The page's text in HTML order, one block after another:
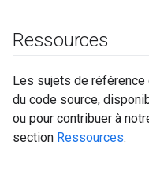
Ressources
Les sujets de référence
du code source,
ou pour contribuer à
section Ressources.